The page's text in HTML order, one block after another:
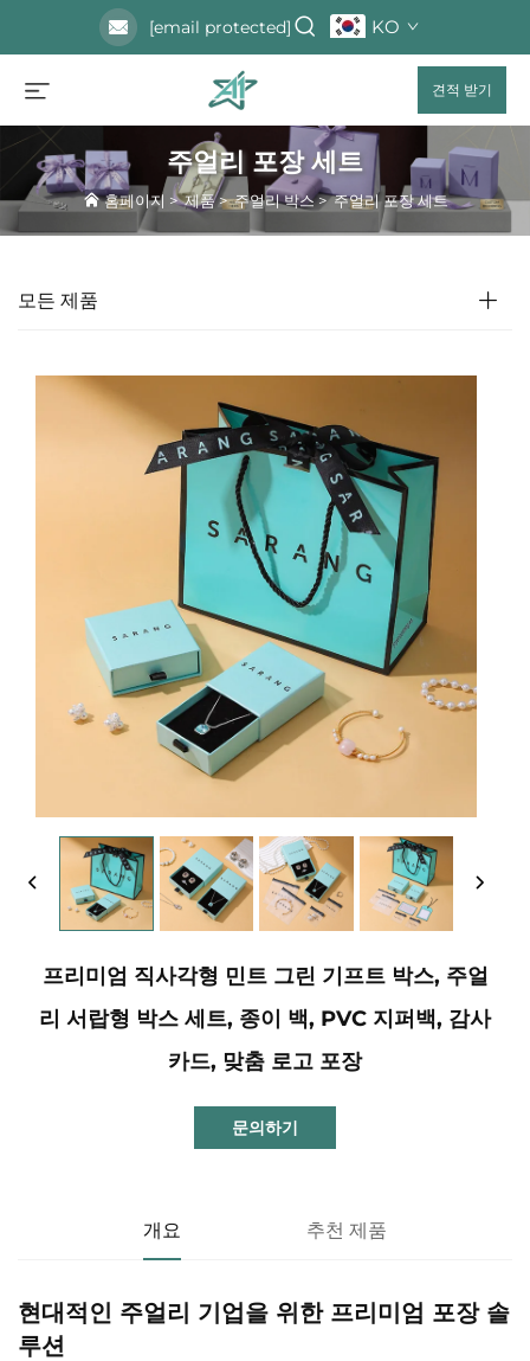
[email protected] KO
견적 받기
주얼리 포장 세트
홈페이지 >제품>주얼리 박스>주얼리 포장 세트
모든 제품
프리미엄 직사각형 민트 그린 기프트 박스, 주얼
리 서랍형 박스 세트, 종이 백, PVC 지퍼백, 감사
카드, 맞춤 로고 포장
문의하기
개요 추천 제품
현대적인 주얼리 기업을 위한 프리미엄 포장 솔
루션